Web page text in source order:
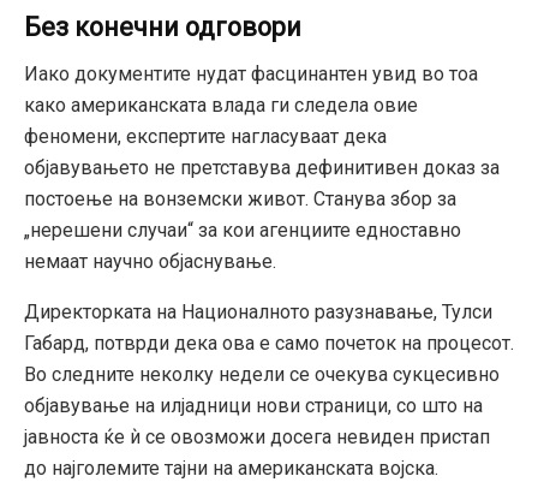
Без конечни одговори
Иако документите нудат фасцинантен увид во тоа
како американската влада ги следела овие
феномени, експертите нагласуваат дека
објавувањето не претставува дефинитивен доказ за
постоење на вонземски живот. Станува збор за
„нерешени случаи“ за кои агенциите едноставно
немаат научно објаснување.
Директорката на Националното разузнавање, Тулси
Габард, потврди дека ова е само почеток на процесот.
Во следните неколку недели се очекува сукцесивно
објавување на илјадници нови страници, со што на
јавноста ќе ѝ се овозможи досега невиден пристап
до најголемите тајни на американската војска.